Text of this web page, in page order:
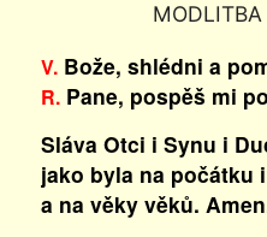
MODLITBA
V.Bože, shlédni a
R.Pane, pospěš mi
Sláva Otci i Synu i
jako byla na počátku
a na věky věků.